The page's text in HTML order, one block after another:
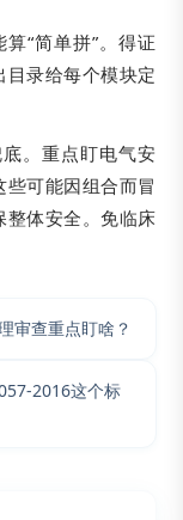
“简单拼”。得证
录给每个模块定
。重点盯电气安
可能因组合而冒
整体安全。免临床
审查重点盯啥？
2016这个标